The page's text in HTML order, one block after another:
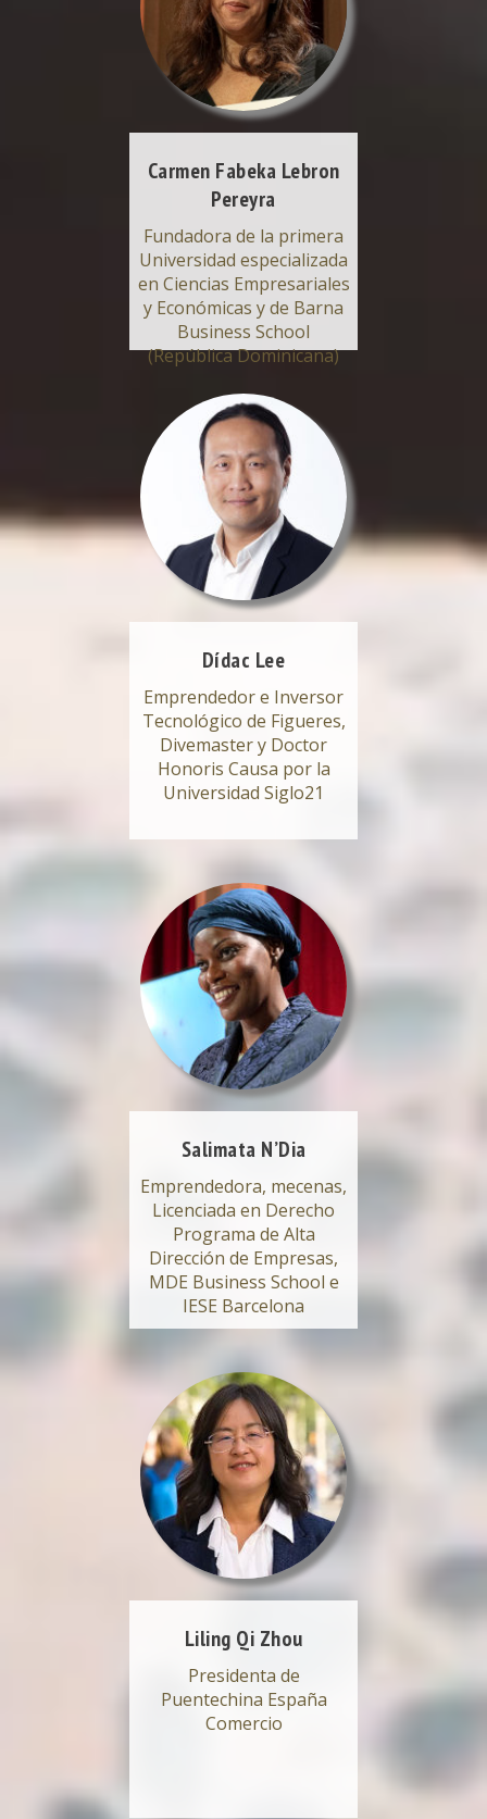
Carmen Fabeka Lebron
Pereyra
Fundadora de la primera
Universidad especializada
en Ciencias Empresariales
y Económicas y de Barna
Business School
(República Dominicana)
Dídac Lee
Emprendedor e Inversor
Tecnológico de Figueres,
Divemaster y Doctor
Honoris Causa por la
Universidad Siglo21
Salimata N’Dia
Emprendedora, mecenas,
Licenciada en Derecho
Programa de Alta
Dirección de Empresas,
MDE Business School e
IESE Barcelona
Liling Qi Zhou
Presidenta de
Puentechina España
Comercio